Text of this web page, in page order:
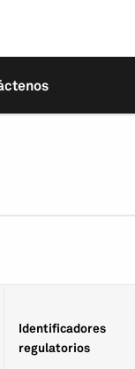
Identifica­dores
regulatorios